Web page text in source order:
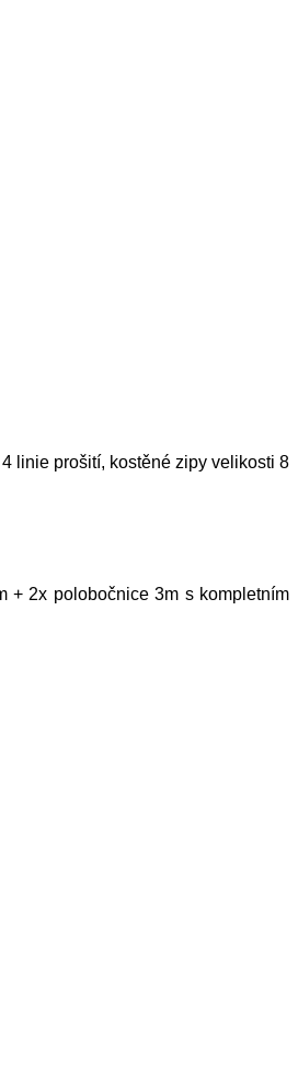
linie prošití, kostěné zipy velikosti 8
+ 2x polobočnice 3m s kompletním